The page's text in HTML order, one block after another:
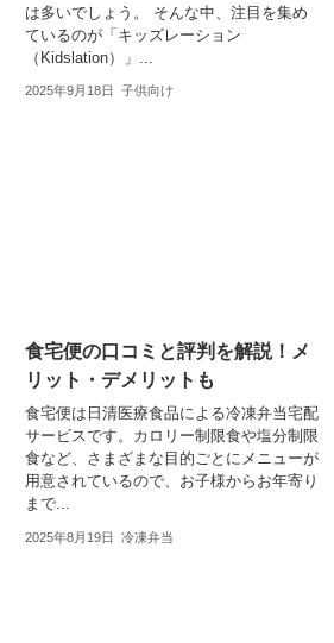
は多いでしょう。 そんな中、注目を集め
ているのが「キッズレーション
（Kidslation）」...
2025年9月18日 子供向け
食宅便の口コミと評判を解説！メ
リット・デメリットも
食宅便は日清医療食品による冷凍弁当宅配
サービスです。カロリー制限食や塩分制限
食など、さまざまな目的ごとにメニューが
用意されているので、お子様からお年寄り
まで...
2025年8月19日 冷凍弁当